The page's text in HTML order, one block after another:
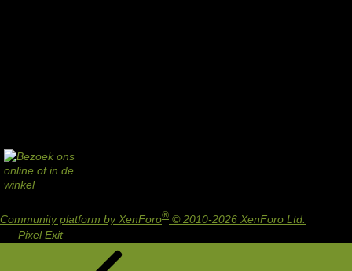
Community platform by XenForo® © 2010-2026 XenForo Ltd.
Pixel Exit